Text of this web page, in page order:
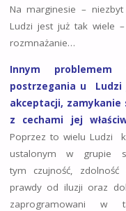
Na marginesie –
Ludzi jest już tak wiele
rozmnażanie…
Innym problemem
postrzegania u Ludzi
akceptacji,
z cechami jej
Poprzez to wielu Ludzi
ustalonym w grupie
tym czujność, zdolność
prawdy od iluzji oraz
zaprogramowani